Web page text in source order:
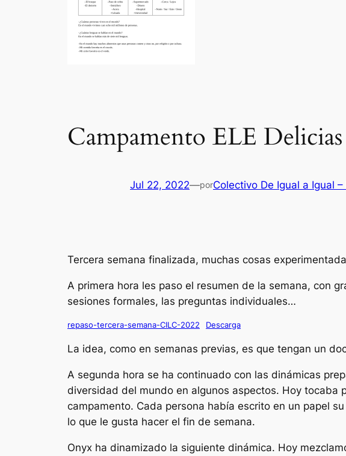
Campamento ELE
Jul 22, 2022—porColectivo De Igual a Igual –
Tercera semana finalizada, muchas cosas
A primera hora les paso el resumen de la semana, con
sesiones formales, las preguntas individuales…
repaso-tercera-semana-CILC-2022 Descarga
La idea, como en semanas previas, es que tengan un
A segunda hora se ha continuado con las dinámicas
diversidad del mundo en algunos aspectos. Hoy tocaba
campamento. Cada persona había escrito en un papel
lo que le gusta hacer el fin de semana.
Onyx ha dinamizado la siguiente dinámica. Hoy